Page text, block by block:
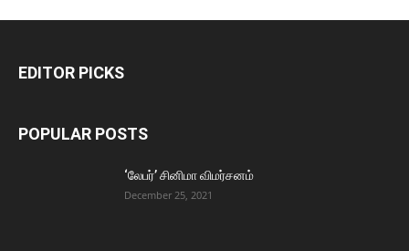
EDITOR PICKS
POPULAR POSTS
‘லேபர்’ சினிமா விமர்சனம்
December 25, 2021